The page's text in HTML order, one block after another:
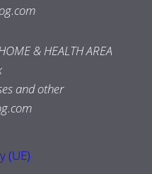
& HEALTH AREA
and other
(UE)